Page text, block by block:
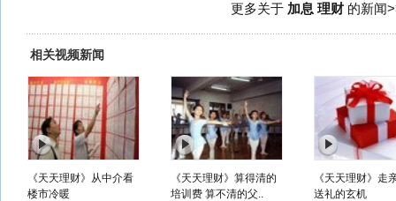
更多关于 加息 理财的新闻
相关视频新闻
《天天理财》从中介看
楼市冷暖
《天天理财》算得清的
培训费 算不清的父..
《天天理财》走
送礼的玄机